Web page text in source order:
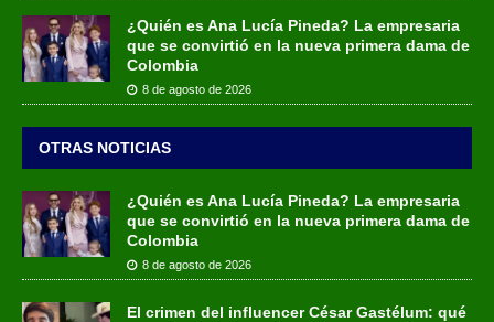
¿Quién es Ana Lucía Pineda? La empresaria
que se convirtió en la nueva primera dama de
Colombia
8 de agosto de 2026
OTRAS NOTICIAS
¿Quién es Ana Lucía Pineda? La empresaria
que se convirtió en la nueva primera dama de
Colombia
8 de agosto de 2026
El crimen del influencer César Gastélum: qué